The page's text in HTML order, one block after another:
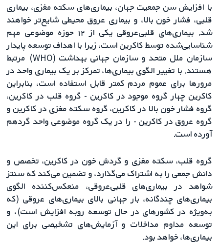
با افزایش سن جمعیت جهان، بیماری‌های سکته مغزی، بیماری
قلبی، فشار خون بالا، و بیماری عروق محیطی شایع‌تر خواهند
شد. بیماری‌های قلبی‌عروقی یکی از ۱۲ حوزه موضوعی مهم
شناسایی‌شده توسط کاکرین است، زیرا با اهداف توسعه پایدار
سازمان ملل متحد و سازمان جهانی بهداشت (WHO) مرتبط
هستند. با تغییر الگوی بیماری‌ها، تمرکز بر یک بیماری واحد در
مرورها برای عموم مردم کمتر قابل استفاده است، بنابراین
کاکرین چهار گروه موجود در کاکرین - گروه قلب در کاکرین،
گروه فشار خون بالا در کاکرین، گروه سکته مغزی در کاکرین و
گروه عروق در کاکرین - را در یک گروه موضوعی واحد گردهم
آورده است.
گروه قلب، سکته مغزی و گردش خون در کاکرین، تخصص و
دانش جمعی را به اشتراک می‌گذارد، و تضمین می‌کند که سنتز
شواهد در بیماری‌های قلبی‌عروقی، منعکس‌کننده الگوی
بیماری‌های چندگانه، بار جهانی بالای بیماری‌های عروقی (که
به‌ویژه در کشورهای در حال توسعه روبه افزایش است)، و
توسعه مداوم مداخلات و آزمایش‌های تشخیصی برای این
بیماری‌ها، خواهد بود.